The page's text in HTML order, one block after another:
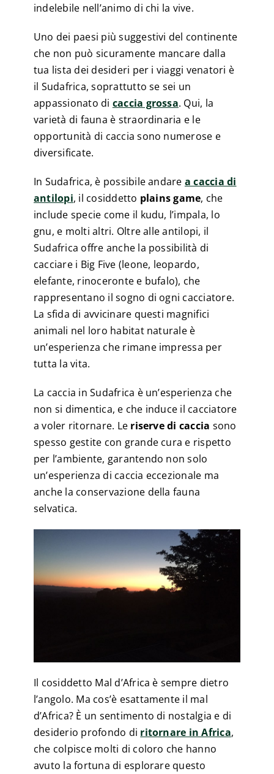
indelebile nell’animo di chi la vive.
Uno dei paesi più suggestivi del continente
che non può sicuramente mancare dalla
tua lista dei desideri per i viaggi venatori è
il Sudafrica, soprattutto se sei un
appassionato di caccia grossa. Qui, la
varietà di fauna è straordinaria e le
opportunità di caccia sono numerose e
diversificate.
In Sudafrica, è possibile andare a caccia di
antilopi, il cosiddetto plains game, che
include specie come il kudu, l’impala, lo
gnu, e molti altri. Oltre alle antilopi, il
Sudafrica offre anche la possibilità di
cacciare i Big Five (leone, leopardo,
elefante, rinoceronte e bufalo), che
rappresentano il sogno di ogni cacciatore.
La sfida di avvicinare questi magnifici
animali nel loro habitat naturale è
un’esperienza che rimane impressa per
tutta la vita.
La caccia in Sudafrica è un’esperienza che
non si dimentica, e che induce il cacciatore
a voler ritornare. Le riserve di caccia sono
spesso gestite con grande cura e rispetto
per l’ambiente, garantendo non solo
un’esperienza di caccia eccezionale ma
anche la conservazione della fauna
selvatica.
Il cosiddetto Mal d’Africa è sempre dietro
l’angolo. Ma cos’è esattamente il mal
d’Africa? È un sentimento di nostalgia e di
desiderio profondo di ritornare in Africa,
che colpisce molti di coloro che hanno
avuto la fortuna di esplorare questo